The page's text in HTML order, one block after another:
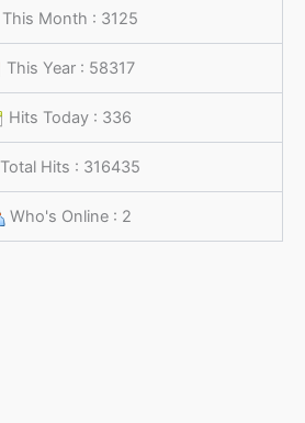
This Month : 3125
This Year : 58317
Hits Today : 336
Total Hits : 316435
Who's Online : 2